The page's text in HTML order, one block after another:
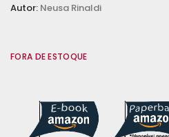
Autor: Neusa Rinaldi
FORA DE ESTOQUE